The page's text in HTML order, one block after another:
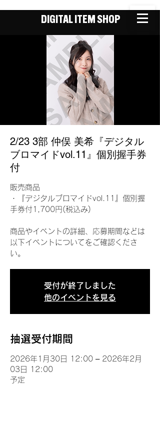
DIGITAL ITEM SHOP
2/23 3部 仲俣 美希『デジタル
ブロマイドvol.11』個別握手券
付
販売商品
・『デジタルブロマイドvol.11』個別握
手券付1,700円(税込み)
商品やイベントの詳細、応募期間などは
以下イベントについてをご確認くださ
い。
受付が終了しました
他のイベントを見る
抽選受付期間
2026年1月30日 12:00 – 2026年2月
03日 12:00
予定